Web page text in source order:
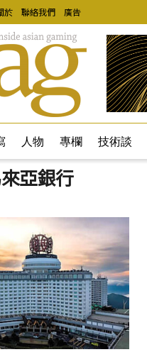
於 聯絡我們 廣告
人物 專欄 技術談
亞銀行